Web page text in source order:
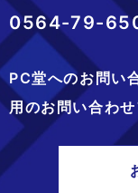
0564-79-
PC堂へのお問い
用のお問い合わ